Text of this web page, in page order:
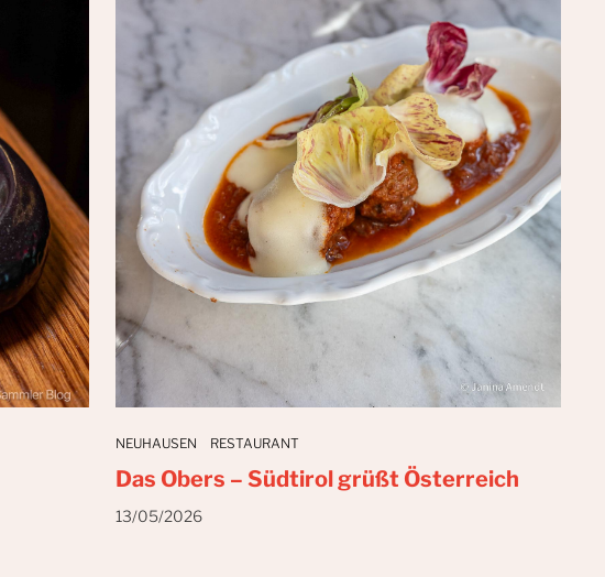
NEUHAUSEN RESTAURANT
Das Obers – Südtirol grüßt Österreich
13/05/2026